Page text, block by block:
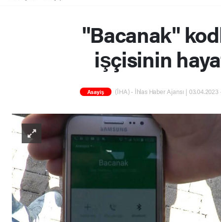
"Bacanak"
işçisinin
Asayiş (İHA) - İhlas Haber Ajansı | 03.04.2023